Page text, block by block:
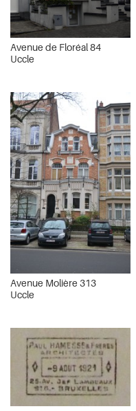
Avenue de Floréal 84
Uccle
Avenue Molière 313
Uccle